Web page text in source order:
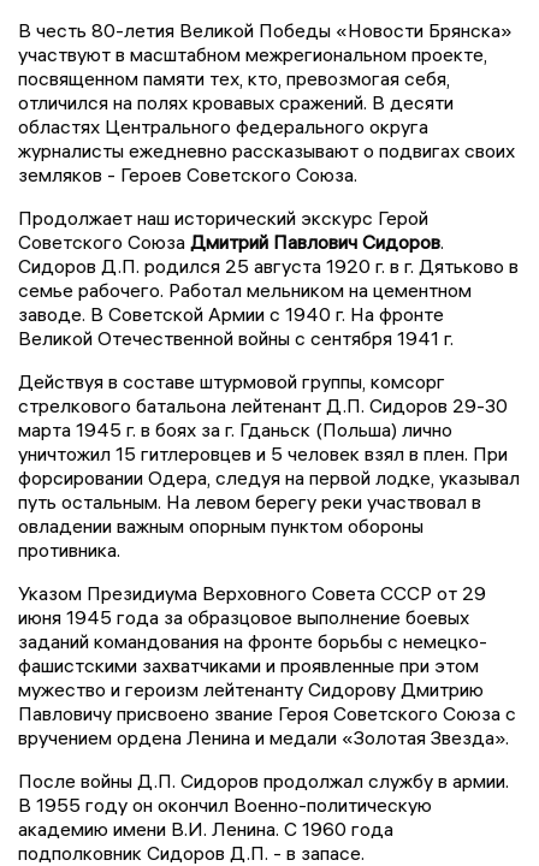
В честь 80-летия Великой Победы «Новости Брянска»
участвуют в масштабном межрегиональном проекте,
посвященном памяти тех, кто, превозмогая себя,
отличился на полях кровавых сражений. В десяти
областях Центрального федерального округа
журналисты ежедневно рассказывают о подвигах своих
земляков - Героев Советского Союза.
Продолжает наш исторический экскурс Герой
Советского Союза Дмитрий Павлович Сидоров.
Сидоров Д.П. родился 25 августа 1920 г. в г. Дятьково в
семье рабочего. Работал мельником на цементном
заводе. В Советской Армии с 1940 г. На фронте
Великой Отечественной войны с сентября 1941 г.
Действуя в составе штурмовой группы, комсорг
стрелкового батальона лейтенант Д.П. Сидоров 29-30
марта 1945 г. в боях за г. Гданьск (Польша) лично
уничтожил 15 гитлеровцев и 5 человек взял в плен. При
форсировании Одера, следуя на первой лодке, указывал
путь остальным. На левом берегу реки участвовал в
овладении важным опорным пунктом обороны
противника.
Указом Президиума Верховного Совета СССР от 29
июня 1945 года за образцовое выполнение боевых
заданий командования на фронте борьбы с немецко-
фашистскими захватчиками и проявленные при этом
мужество и героизм лейтенанту Сидорову Дмитрию
Павловичу присвоено звание Героя Советского Союза с
вручением ордена Ленина и медали «Золотая Звезда».
После войны Д.П. Сидоров продолжал службу в армии.
В 1955 году он окончил Военно-политическую
академию имени В.И. Ленина. С 1960 года
подполковник Сидоров Д.П. - в запасе.